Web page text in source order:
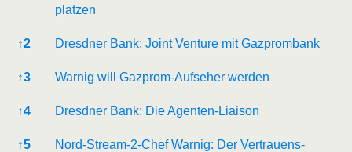
platzen
↑2 Dresd­ner Bank: Joint Ven­ture mit Gazprombank
↑3 War­nig will Gaz­prom-Auf­se­her werden
↑4 Dresd­ner Bank: Die Agenten-Liaison
↑5
Nord-Stream-2-Chef War­nig: Der Ver­trau­ens­